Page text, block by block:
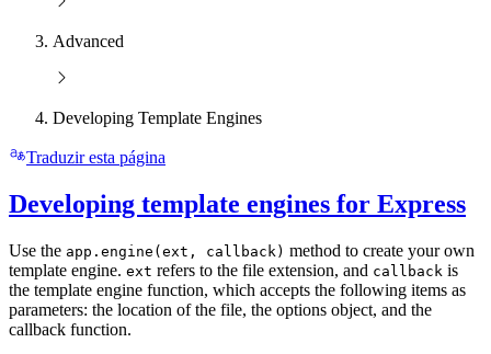
Advanced
Developing Template Engines
Traduzir esta página
Developing template engines for Express
Use the app.engine(ext, callback) method to create your own
template engine. ext refers to the file extension, and callback is
the template engine function, which accepts the following items as
parameters: the location of the file, the options object, and the
callback function.